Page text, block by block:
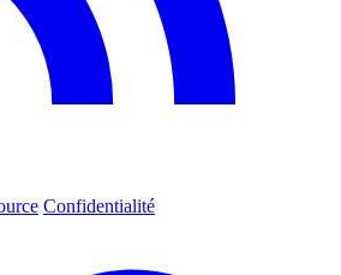
Confidentialité